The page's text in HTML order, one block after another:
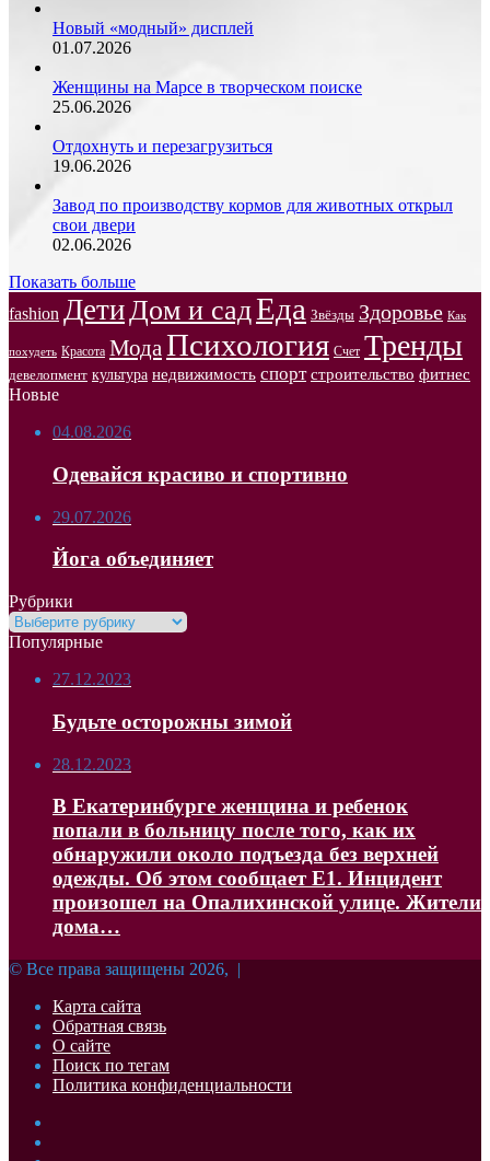
Новый «модный» дисплей
01.07.2026
Женщины на Марсе в творческом поиске
25.06.2026
Отдохнуть и перезагрузиться
19.06.2026
Завод по производству кормов для животных открыл
свои двери
02.06.2026
Показать больше
fashion ДетиДом и садЕда Звёзды Здоровье Как
похудеть Красота Мода Психология Счет Тренды
девелопмент культура недвижимость спорт строительство фитнес
Новые
04.08.2026
Одевайся красиво и спортивно
29.07.2026
Йога объединяет
Рубрики
Рубрики
Популярные
27.12.2023
Будьте осторожны зимой
28.12.2023
В Екатеринбурге женщина и ребенок
попали в больницу после того, как их
обнаружили около подъезда без верхней
одежды. Об этом сообщает Е1. Инцидент
произошел на Опалихинской улице. Жители
дома…
© Все права защищены 2026, |
Карта сайта
Обратная связь
О сайте
Поиск по тегам
Политика конфиденциальности